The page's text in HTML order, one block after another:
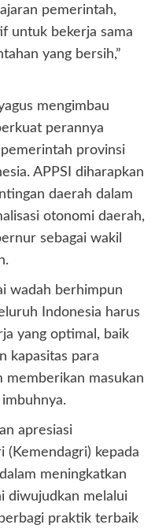
pemerintah,
untuk bekerja sama
yang bersih,”
mengimbau
perannya
provinsi
APPSI diharapkan
daerah dalam
otonomi daerah,
sebagai wakil
wadah berhimpun
Indonesia harus
yang optimal, baik
kapasitas para
memberikan masukan
apresiasi
(Kemendagri) kepada
meningkatkan
diwujudkan melalui
praktik terbaik